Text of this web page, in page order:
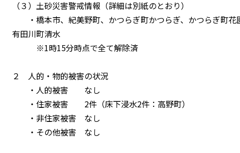
（３）土砂災害警戒情報（詳細は別紙のとおり）
・橋本市、紀美野町、かつらぎ町かつらぎ、かつらぎ町花
有田川町清水
※1時15分時点で全て解除済
２ 人的・物的被害の状況
・人的被害 なし
・住家被害 2件（床下浸水2件：高野町）
・非住家被害 なし
・その他被害 なし